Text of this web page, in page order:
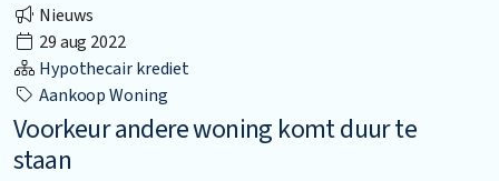
Nieuws
29 aug 2022
Hypothecair krediet
Aankoop Woning
Voorkeur andere woning komt duur te
staan